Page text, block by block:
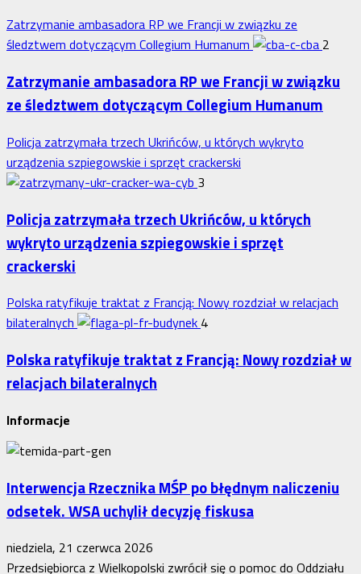
Zatrzymanie ambasadora RP we Francji w związku ze
śledztwem dotyczącym Collegium Humanum
2
Zatrzymanie ambasadora RP we Francji w związku
ze śledztwem dotyczącym Collegium Humanum
Policja zatrzymała trzech Ukrińców, u których wykryto
urządzenia szpiegowskie i sprzęt crackerski
3
Policja zatrzymała trzech Ukrińców, u których
wykryto urządzenia szpiegowskie i sprzęt
crackerski
Polska ratyfikuje traktat z Francją: Nowy rozdział w relacjach
bilateralnych
4
Polska ratyfikuje traktat z Francją: Nowy rozdział w
relacjach bilateralnych
Informacje
Interwencja Rzecznika MŚP po błędnym naliczeniu
odsetek. WSA uchylił decyzję fiskusa
niedziela, 21 czerwca 2026
Przedsiębiorca z Wielkopolski zwrócił się o pomoc do Oddziału